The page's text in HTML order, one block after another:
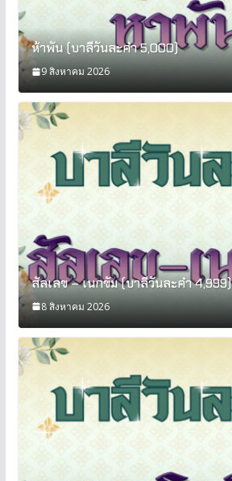
ห้าพัน (บาลีวันละคำ 5,000)
9 สิงหาคม 2026
สัลเลข – เนกขัม (บาลีวันละคำ 4,999)
8 สิงหาคม 2026